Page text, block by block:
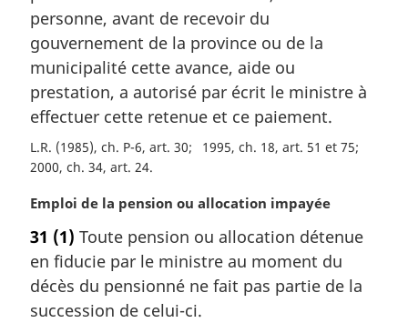
personne, avant de recevoir du
gouvernement de la province ou de la
municipalité cette avance, aide ou
prestation, a autorisé par écrit le ministre à
effectuer cette retenue et ce paiement.
L.R. (1985), ch. P-6, art. 30
1995, ch. 18, art. 51 et 75
2000, ch. 34, art. 24
N
t
e
m
a
Emploi de la pension ou allocation impayée
31 (1) Toute pension ou allocation détenue
en fiducie par le ministre au moment du
décès du pensionné ne fait pas partie de la
succession de celui-ci.